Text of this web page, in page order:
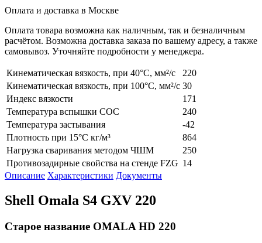
Оплата и доставка в Москве
Оплата товара возможна как наличным, так и безналичным
расчётом. Возможна доставка заказа по вашему адресу, а также
самовывоз. Уточняйте подробности у менеджера.
Кинематическая вязкость, при 40°С, мм²/с
220
Кинематическая вязкость, при 100°С, мм²/с 30
Индекс вязкости
171
Температура вспышки COC
240
Температура застывания
-42
Плотность при 15°С кг/м³
864
Нагрузка сваривания методом ЧШМ
250
Противозадирные свойства на стенде FZG 14
Описание Характеристики Документы
Shell Omala S4 GXV 220
Старое название OMALA HD 220